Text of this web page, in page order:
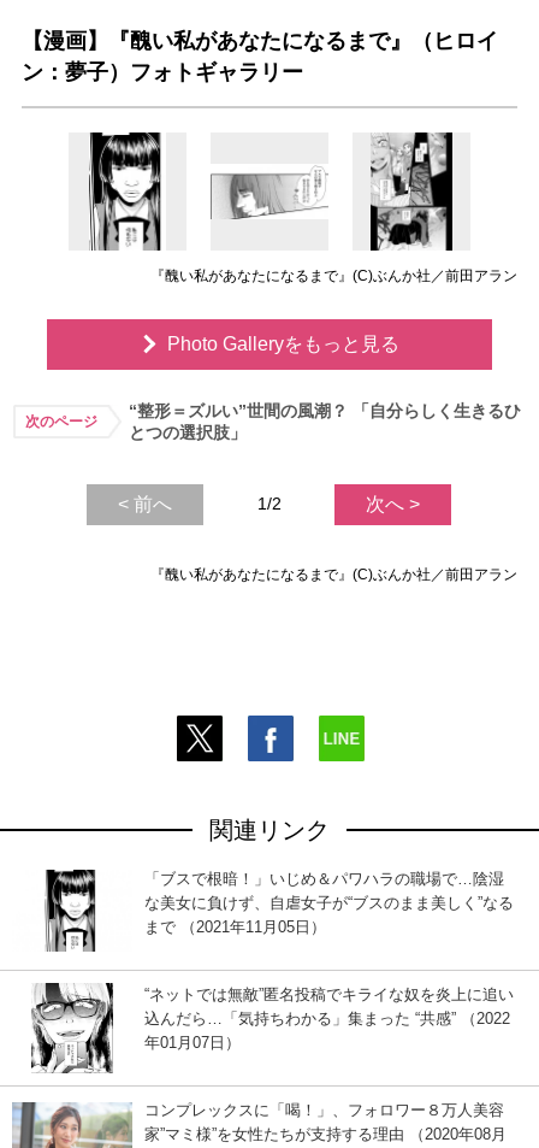
【漫画】『醜い私があなたになるまで』（ヒロイ
ン：夢子）フォトギャラリー
『醜い私があなたになるまで』(C)ぶんか社／前田アラン
Photo Galleryをもっと見る
次のページ
“整形＝ズルい”世間の風潮？ 「自分らしく生きるひ
とつの選択肢」
< 前へ 1/2 次へ >
『醜い私があなたになるまで』(C)ぶんか社／前田アラン
関連リンク
「ブスで根暗！」いじめ＆パワハラの職場で…陰湿
な美女に負けず、自虐女子が“ブスのまま美しく”なる
まで （2021年11月05日）
“ネットでは無敵”匿名投稿でキライな奴を炎上に追い
込んだら…「気持ちわかる」集まった “共感” （2022
年01月07日）
コンプレックスに「喝！」、フォロワー８万人美容
家”マミ様”を女性たちが支持する理由 （2020年08月